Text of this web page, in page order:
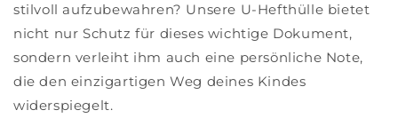
stilvoll aufzubewahren? Unsere U-Hefthülle bietet
nicht nur Schutz für dieses wichtige Dokument,
sondern verleiht ihm auch eine persönliche Note,
die den einzigartigen Weg deines Kindes
widerspiegelt.